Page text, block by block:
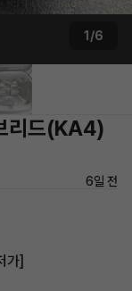
1/6
리드(KA4)
6일 전
가]